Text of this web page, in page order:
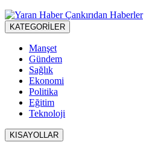
KATEGORİLER
Manşet
Gündem
Sağlık
Ekonomi
Politika
Eğitim
Teknoloji
KISAYOLLAR